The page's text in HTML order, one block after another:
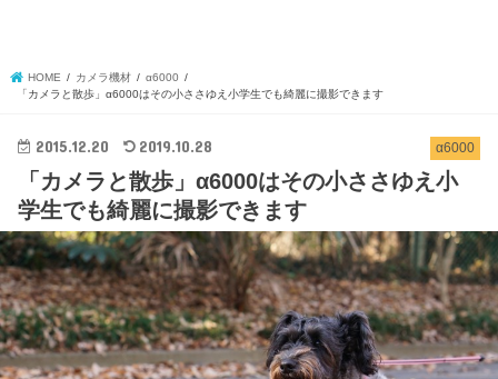
HOME カメラ機材
α6000
「カメラと散歩」α6000はその小ささゆえ小学生でも綺麗に撮影できます
α6000
2015.12.20 2019.10.28
「カメラと散歩」α6000はその小ささゆえ小
学生でも綺麗に撮影できます